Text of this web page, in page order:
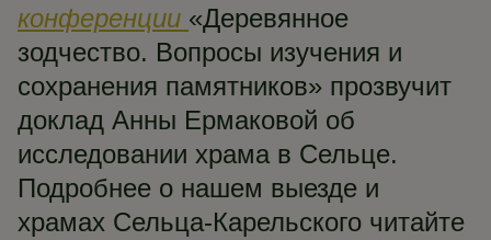
конференции «Деревянное
зодчество. Вопросы изучения и
сохранения памятников» прозвучит
доклад Анны Ермаковой об
исследовании храма в Сельце.
Подробнее о нашем выезде и
храмах Сельца-Карельского читайте